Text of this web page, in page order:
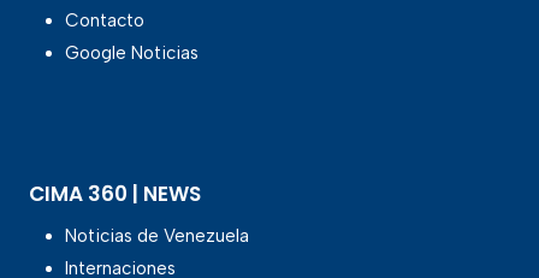
Contacto
Google Noticias
CIMA 360 | NEWS
Noticias de Venezuela
Internaciones